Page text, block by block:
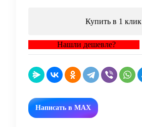
Купить в 1 клик
Нашли дешевле?
Написать в MAX